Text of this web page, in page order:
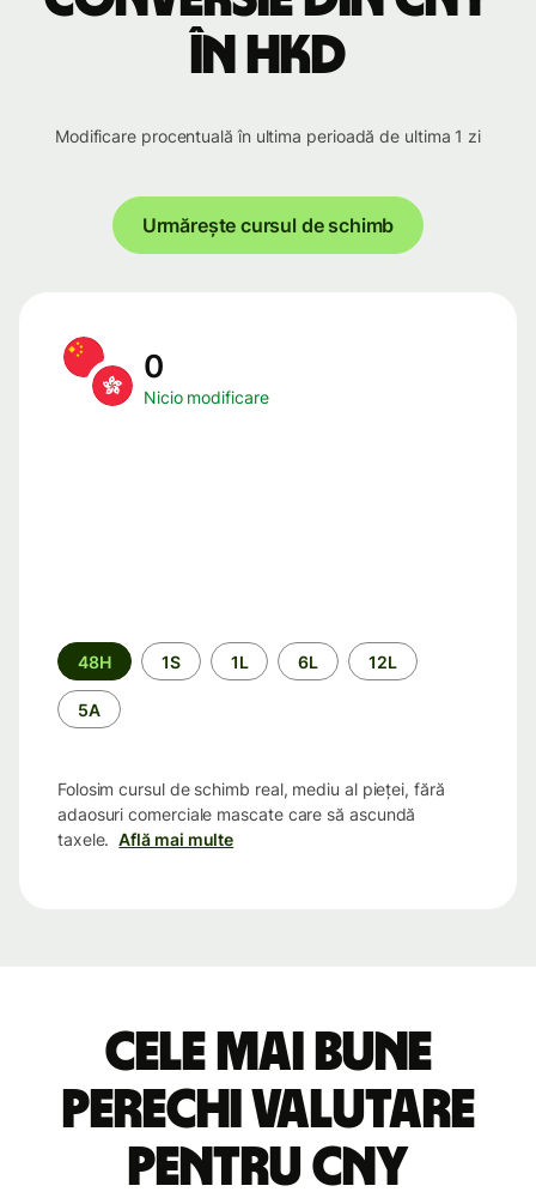
în HKD
Modificare procentuală în ultima perioadă de ultima 1 zi
Urmărește cursul de schimb
0
Nicio modificare
Perioada
48H 1S 1L 6L 12L
5A
Folosim cursul de schimb real, mediu al pieței, fără
adaosuri comerciale mascate care să ascundă
taxele. Află mai multe
Cele mai bune
perechi valutare
pentru CNY